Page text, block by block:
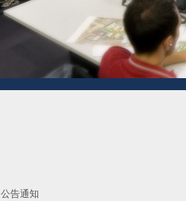
公告通知